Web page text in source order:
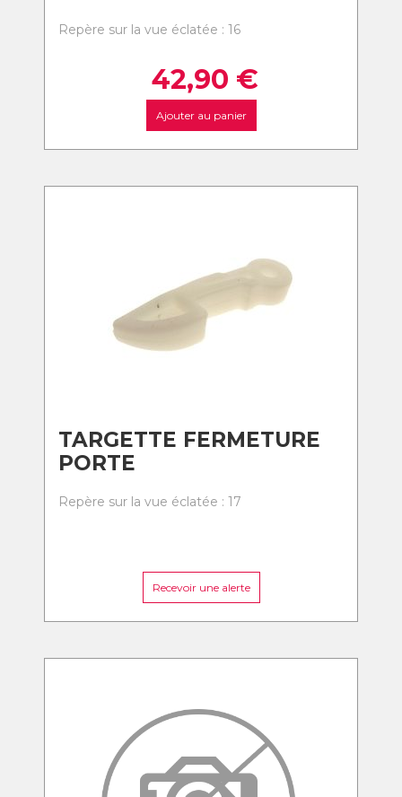
Repère sur la vue éclatée : 16
42,90 €
Ajouter au panier
TARGETTE FERMETURE
PORTE
Repère sur la vue éclatée : 17
Recevoir une alerte